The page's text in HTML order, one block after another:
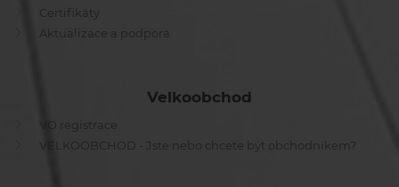
Certifikáty
Aktualizace a podpora
Velkoobchod
VO registrace
VELKOOBCHOD - Jste nebo chcete být obchodníkem?